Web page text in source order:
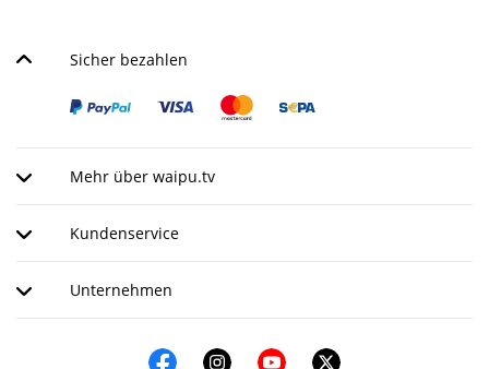
Sicher bezahlen
Mehr über waipu.tv
Kundenservice
Unternehmen